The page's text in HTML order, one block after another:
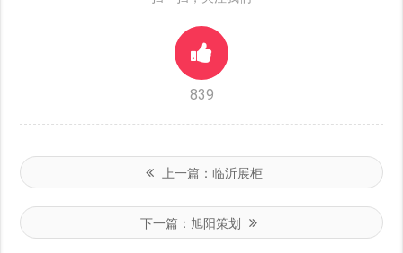
839
上一篇： 临沂展柜
下一篇： 旭阳策划